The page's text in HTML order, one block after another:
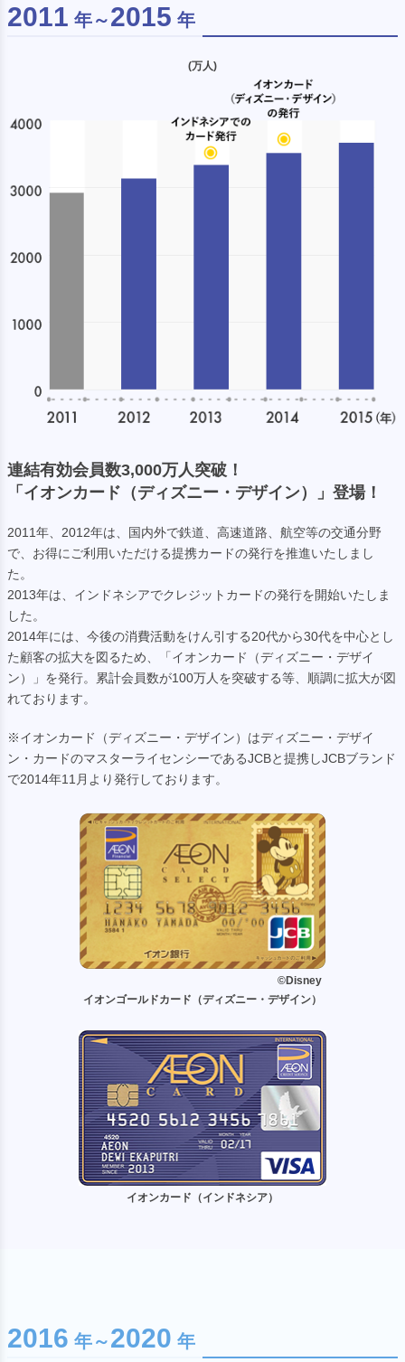
2011 年～2015 年
(万人)
連結有効会員数3,000万人突破！
「イオンカード（ディズニー・デザイン）」登場！
2011年、2012年は、国内外で鉄道、高速道路、航空等の交通分野
で、お得にご利用いただける提携カードの発行を推進いたしまし
た。
2013年は、インドネシアでクレジットカードの発行を開始いたしま
した。
2014年には、今後の消費活動をけん引する20代から30代を中心とし
た顧客の拡大を図るため、「イオンカード（ディズニー・デザイ
ン）」を発行。累計会員数が100万人を突破する等、順調に拡大が図
れております。
※イオンカード（ディズニー・デザイン）はディズニー・デザイ
ン・カードのマスターライセンシーであるJCBと提携しJCBブランド
で2014年11月より発行しております。
©Disney
イオンゴールドカード（ディズニー・デザイン）
イオンカード（インドネシア）
2016 年～2020 年